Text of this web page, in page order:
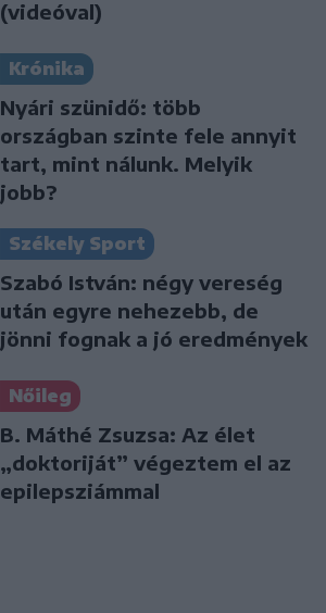
(videóval)
Krónika
Nyári szünidő: több
országban szinte fele annyit
tart, mint nálunk. Melyik
jobb?
Székely Sport
Szabó István: négy vereség
után egyre nehezebb, de
jönni fognak a jó eredmények
Nőileg
B. Máthé Zsuzsa: Az élet
„doktoriját” végeztem el az
epilepsziámmal